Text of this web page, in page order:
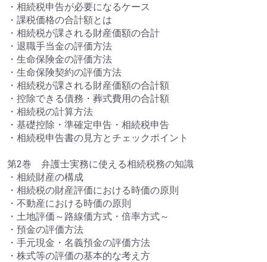
・相続税申告が必要になるケース
・課税価格の合計額とは
・相続税が課される財産価額の合計
・退職手当金の評価方法
・生命保険金の評価方法
・生命保険契約の評価方法
・相続税が課される財産価額の合計額
・控除できる債務・葬式費用の合計額
・相続税の計算方法
・基礎控除・準確定申告・相続税申告
・相続税申告書の見方とチェックポイント
第2巻 弁護士実務に使える相続税務の知識
・相続財産の構成
・相続税の財産評価における時価の原則
・不動産における時価の原則
・土地評価～路線価方式・倍率方式～
・預金の評価方法
・手元現金・名義預金の評価方法
・株式等の評価の基本的な考え方